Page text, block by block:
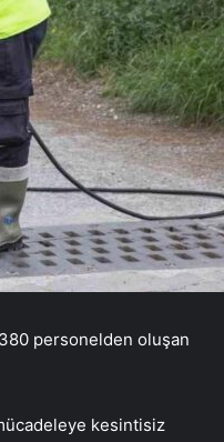
personelden oluşan
kesintisiz